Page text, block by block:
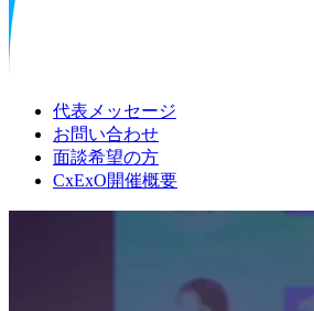
代表メッセージ
お問い合わせ
面談希望の方
CxExO開催概要